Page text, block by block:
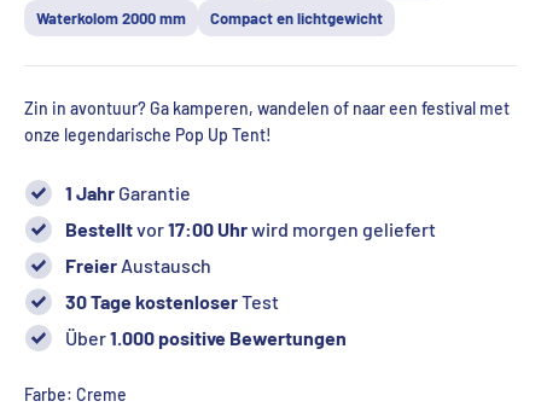
Waterkolom 2000 mm
Compact en lichtgewicht
Zin in avontuur? Ga kamperen, wandelen of naar een festival met
onze legendarische Pop Up Tent!
1 Jahr Garantie
Bestelltvor17:00 Uhrwird morgen geliefert
Freier Austausch
30 Tage kostenloserTest
Über1.000 positive Bewertungen
Farbe: Creme